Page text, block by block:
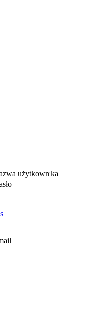
użytkownika